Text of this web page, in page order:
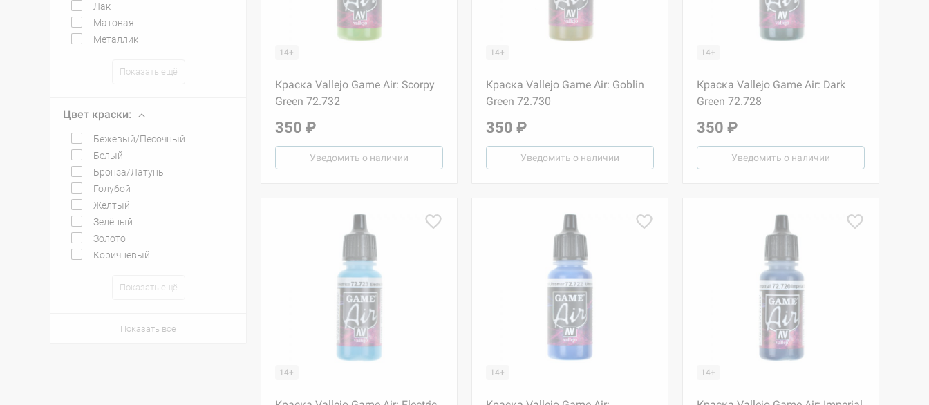
Лак
Матовая
Металлик
Показать ещё
Цвет краски:
Бежевый/Песочный
Белый
Бронза/Латунь
Голубой
Жёлтый
Зелёный
Золото
Коричневый
Показать ещё
Показать все
14+
Краска Vallejo Game Air: Scorpy
Green 72.732
350 ₽
Уведомить о наличии
14+
Краска Vallejo Game Air: Goblin
Green 72.730
350 ₽
Уведомить о наличии
14+
Краска Vallejo Game Air: Dark
Green 72.728
350 ₽
Уведомить о наличии
14+ 14+ 14+